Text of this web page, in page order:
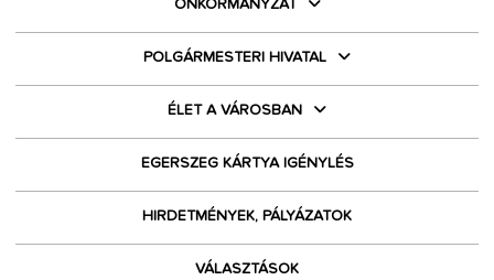
ÖNKORMÁNYZAT
POLGÁRMESTERI HIVATAL
ÉLET A VÁROSBAN
EGERSZEG KÁRTYA IGÉNYLÉS
HIRDETMÉNYEK, PÁLYÁZATOK
VÁLASZTÁSOK